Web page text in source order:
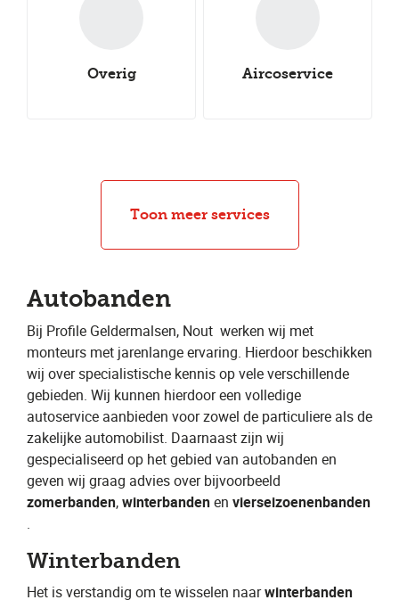
Overig Aircoservice
seasonbanden
Nieuwe zomerbanden Autocheck
Caravancheck Uitlijnen
Toon meer services
Autobanden
Bij Profile Geldermalsen, Nout ​ werken wij met
monteurs met jarenlange ervaring. Hierdoor beschikken
wij over specialistische kennis op vele verschillende
gebieden. Wij kunnen hierdoor een volledige
autoservice aanbieden voor zowel de particuliere als de
zakelijke automobilist. Daarnaast zijn wij
gespecialiseerd op het gebied van autobanden en
geven wij graag advies over bijvoorbeeld ​
zomerbanden​, ​winterbanden​ en ​ vierseizoenenbanden
.
Winterbanden
Het is verstandig om te wisselen naar ​winterbanden